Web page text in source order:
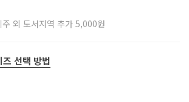
외 도서지역 추가 5,000원
선택 방법